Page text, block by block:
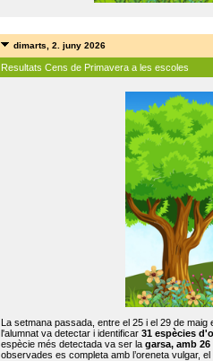
dimarts, 2. juny 2026
Resultats Cens de Primavera a les escoles
La setmana passada, entre el 25 i el 29 de
l'alumnat va detectar i identificar 31 espècies
espècie més detectada va ser la garsa, amb
observades es completa amb l’oreneta vulgar,